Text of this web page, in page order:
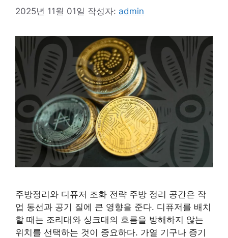
2025년 11월 01일 작성자: admin
주방정리와 디퓨저 조화 전략 주방 정리 공간은 작
업 동선과 공기 질에 큰 영향을 준다. 디퓨저를 배치
할 때는 조리대와 싱크대의 흐름을 방해하지 않는
위치를 선택하는 것이 중요하다. 가열 기구나 증기